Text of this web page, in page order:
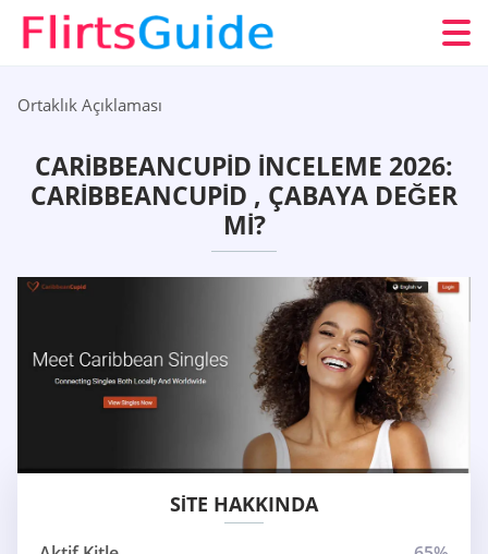
Ortaklık Açıklaması
CARIBBEANCUPID İNCELEME 2026:
CARIBBEANCUPID , ÇABAYA DEĞER
MI?
SITE HAKKINDA